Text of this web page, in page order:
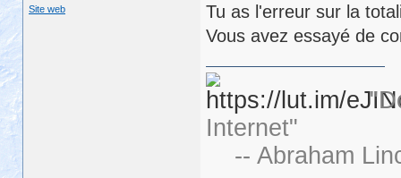
Site web
Tu as l'erreur sur la
Vous avez essayé de
Internet"
-- Abraham